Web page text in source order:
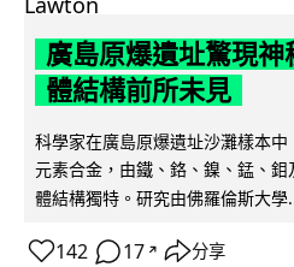
廣島原爆遺址驚現
體結構前所未見
科學家在廣島原爆遺址沙灘樣本
元素合金，由鐵、鉻、鎳、錳、
體結構獨特。研究由佛羅倫斯大學
142 17 ↗ 分享